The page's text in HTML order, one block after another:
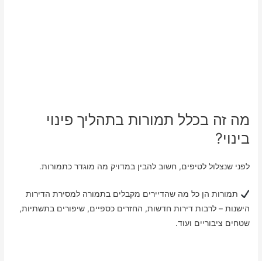
מה זה בכלל תמורות בתהליך פינוי
בינוי?
לפני שנצלול לטיפים, חשוב להבין במדויק מה מוגדר כתמורות.
תמורות הן כל מה שהדיירים מקבלים בתמורה למסירת הדירות
הישנות – לרבות דירות חדשות, החזרים כספיים, שיפורים בתשתיות,
שטחים ציבוריים ועוד.